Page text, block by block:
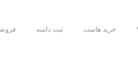
خرید هاست ثبت دامنه